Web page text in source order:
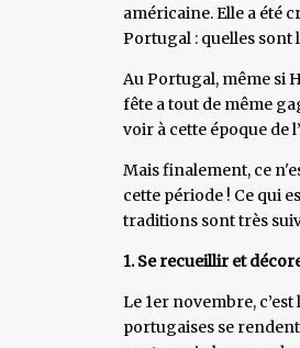
américaine. Elle a été
Portugal : quelles sont
Au Portugal, même si
fête a tout de même
voir à cette époque de
Mais finalement, ce
cette période ! Ce qui
traditions sont très
1. Se recueillir et
Le 1er novembre,
portugaises se